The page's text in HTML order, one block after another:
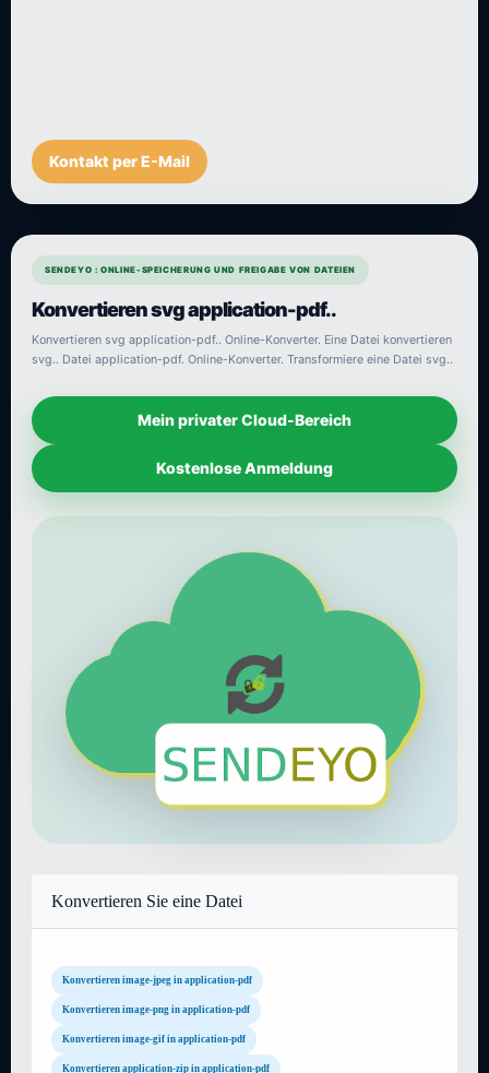
Kontakt per E-Mail
SENDEYO : ONLINE-SPEICHERUNG UND FREIGABE VON DATEIEN
Konvertieren svg application-pdf..
Konvertieren svg application-pdf.. Online-Konverter. Eine Datei konvertieren
svg.. Datei application-pdf. Online-Konverter. Transformiere eine Datei svg..
Mein privater Cloud-Bereich
Kostenlose Anmeldung
Konvertieren Sie eine Datei
Konvertieren image-jpeg in application-pdf
Konvertieren image-png in application-pdf
Konvertieren image-gif in application-pdf
Konvertieren application-zip in application-pdf